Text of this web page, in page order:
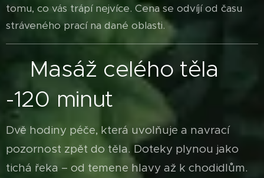
tomu, co vás trápí nejvíce. Cena se odvíjí od času
stráveného prací na dané oblasti.
✨ Masáž celého těla
-120 minut
Dvě hodiny péče, která uvolňuje a navrací
pozornost zpět do těla. Doteky plynou jako
tichá řeka – od temene hlavy až k chodidlům.